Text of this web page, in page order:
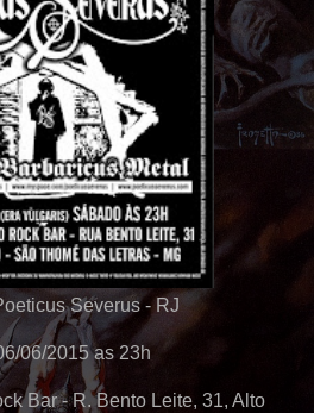
Severus - RJ
06/2015 as 23h
Bar - R. Bento Leite, 31, Alto